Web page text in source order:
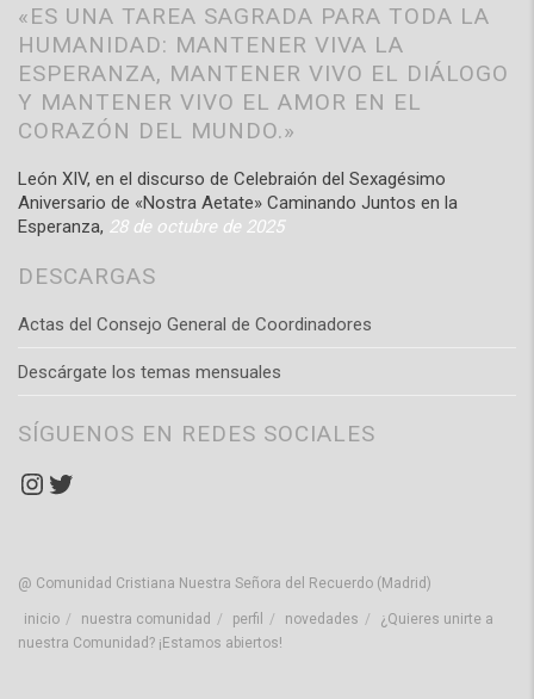
«ES UNA TAREA SAGRADA PARA TODA LA
HUMANIDAD: MANTENER VIVA LA
ESPERANZA, MANTENER VIVO EL DIÁLOGO
Y MANTENER VIVO EL AMOR EN EL
CORAZÓN DEL MUNDO.»
León XIV, en el discurso de Celebraión del Sexagésimo
Aniversario de «Nostra Aetate» Caminando Juntos en la
Esperanza, 28 de octubre de 2025
DESCARGAS
Actas del Consejo General de Coordinadores
Descárgate los temas mensuales
SÍGUENOS EN REDES SOCIALES
Instagram
Twitter
@ Comunidad Cristiana Nuestra Señora del Recuerdo (Madrid)
inicio nuestra comunidad perfil novedades
¿Quieres unirte a
nuestra Comunidad? ¡Estamos abiertos!